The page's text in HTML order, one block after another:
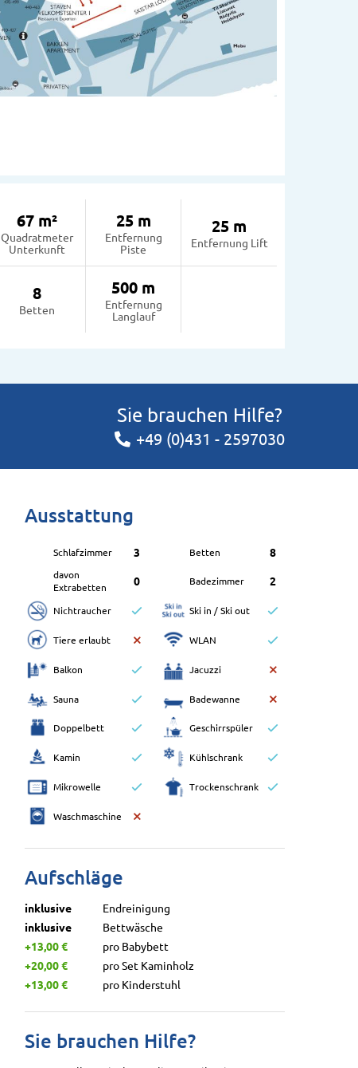
67 m²
Quadratmeter
Unterkunft
25 m
Entfernung
Piste
25 m
Entfernung Lift
8
Betten
500 m
Entfernung
Langlauf
Sie brauchen Hilfe?
+49 (0)431 - 2597030
Ausstattung
Schlafzimmer 3 Betten 8
davon
Extrabetten
0 Badezimmer 2
Nichtraucher Ski in / Ski out
Tiere erlaubt WLAN
Balkon Jacuzzi
Sauna Badewanne
Doppelbett Geschirrspüler
Kamin Kühlschrank
Mikrowelle Trockenschrank
Waschmaschine
Aufschläge
inklusive
Endreinigung
inklusive
Bettwäsche
+13,00 €
pro Babybett
+20,00 €
pro Set Kaminholz
+13,00 €
pro Kinderstuhl
Sie brauchen Hilfe?